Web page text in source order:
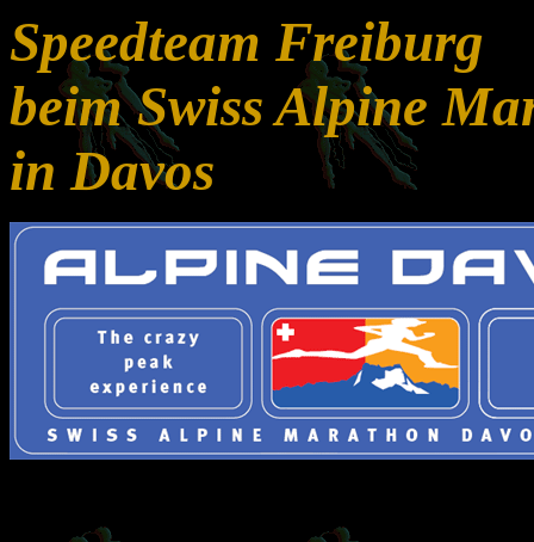
Speedteam Freiburg
beim Swiss Alpine
in Davos